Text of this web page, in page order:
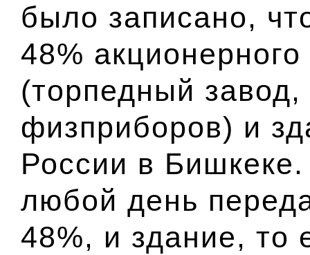
было записано,
48%
(торпедный
физприборов) и
России в
любой день
48%, и здание, то